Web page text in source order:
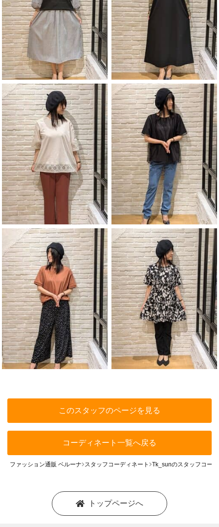
このスタッフのページを見る
コーディネート一覧へ戻る
ファッション通販 ベルーナ スタッフコーディネート Tk_sunのスタッフコー
トップページへ